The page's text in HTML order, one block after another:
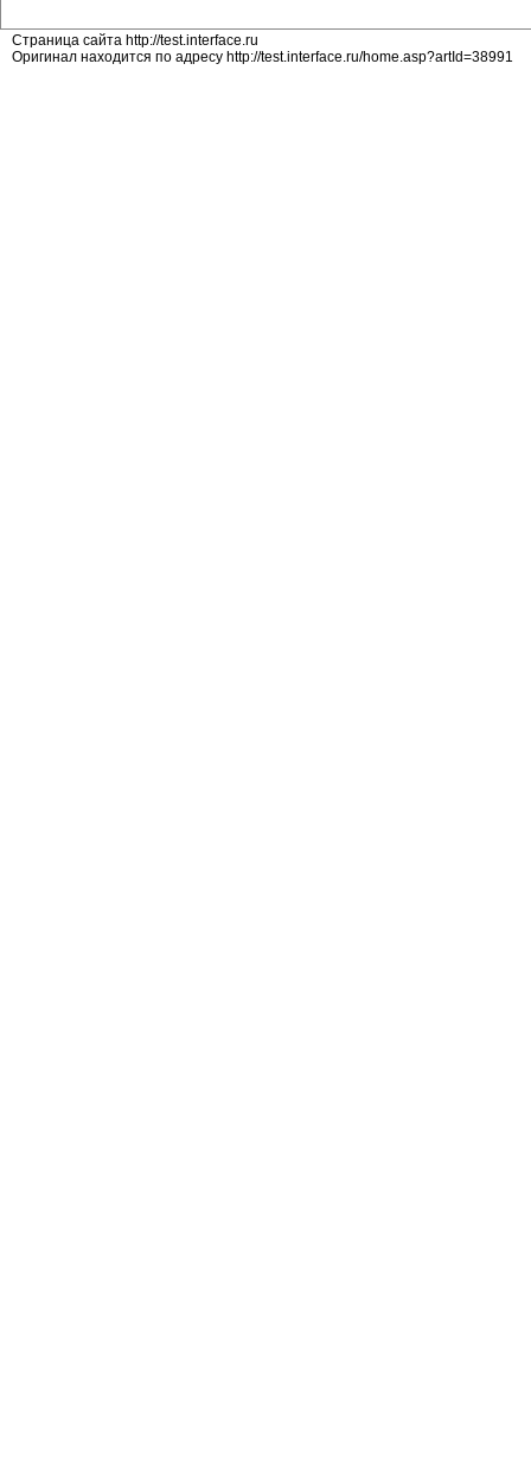
Страница сайта http://test.interface.ru
Оригинал находится по адресу http://test.interface.ru/home.asp?artId=38991